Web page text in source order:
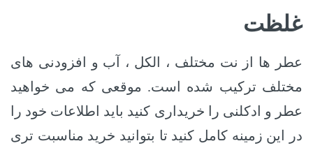
غلظت
عطر ها از نت مختلف ، الکل ، آب و افزودنی های
مختلف ترکیب شده است. موقعی که می خواهید
عطر و ادکلنی را خریداری کنید باید اطلاعات خود را
در این زمینه کامل کنید تا بتوانید خرید مناسبت تری